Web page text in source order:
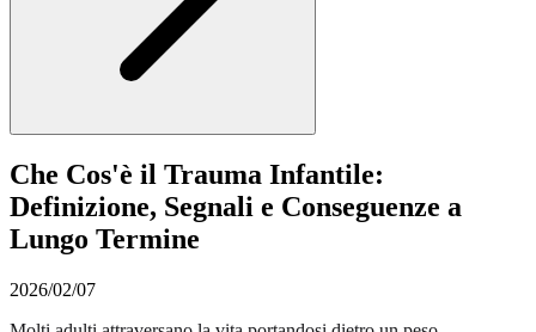
Che Cos'è il Trauma Infantile:
Definizione, Segnali e Conseguenze a
Lungo Termine
2026/02/07